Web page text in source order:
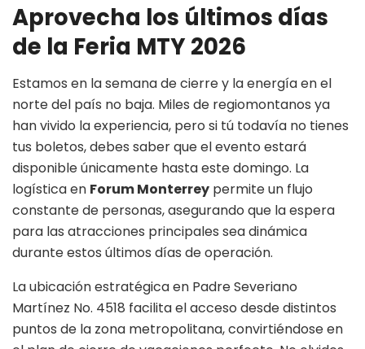
Aprovecha los últimos días
de la Feria MTY 2026
Estamos en la semana de cierre y la energía en el
norte del país no baja. Miles de regiomontanos ya
han vivido la experiencia, pero si tú todavía no tienes
tus boletos, debes saber que el evento estará
disponible únicamente hasta este domingo. La
logística en Forum Monterrey permite un flujo
constante de personas, asegurando que la espera
para las atracciones principales sea dinámica
durante estos últimos días de operación.
La ubicación estratégica en Padre Severiano
Martínez No. 4518 facilita el acceso desde distintos
puntos de la zona metropolitana, convirtiéndose en